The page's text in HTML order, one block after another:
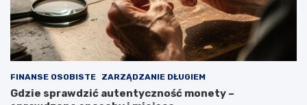
FINANSE OSOBISTE ZARZĄDZANIE DŁUGIEM
Gdzie sprawdzić autentyczność monety –